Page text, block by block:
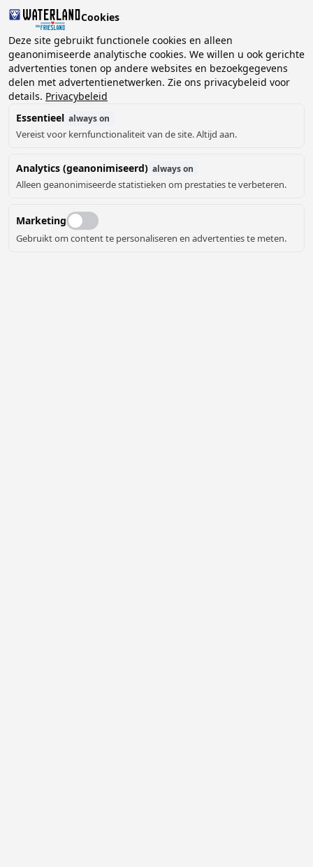
2 gasten, 0 huisdieren Kies datum
Cookies
Deze site gebruikt functionele cookies en alleen
geanonimiseerde analytische cookies. We willen u ook gerichte
advertenties tonen op andere websites en bezoekgegevens
delen met advertentienetwerken. Zie ons privacybeleid voor
details. Privacybeleid
Essentieel always on
Vereist voor kernfunctionaliteit van de site. Altijd aan.
Analytics (geanonimiseerd) always on
Alleen geanonimiseerde statistieken om prestaties te verbeteren.
Marketing
Gebruikt om content te personaliseren en advertenties te meten.